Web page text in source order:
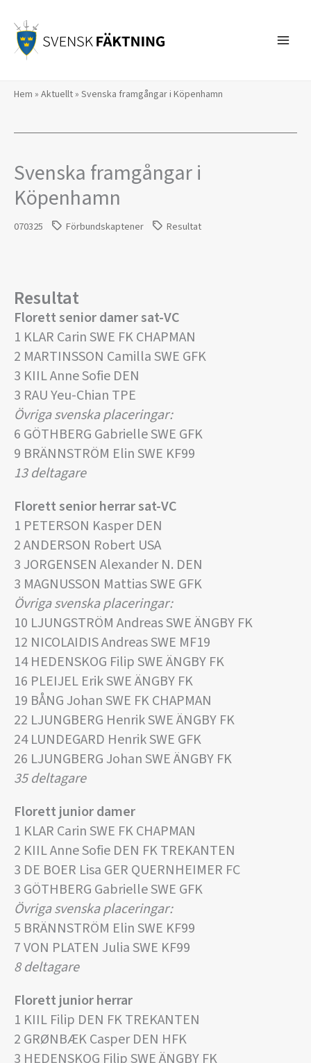
innehåll
Hem » Aktuellt» Svenska framgångar i Köpenhamn
Svenska framgångar i
Köpenhamn
070325 Förbundskaptener Resultat
Resultat
Florett senior damer sat-VC
1 KLAR Carin SWE FK CHAPMAN
2 MARTINSSON Camilla SWE GFK
3 KIIL Anne Sofie DEN
3 RAU Yeu-Chian TPE
Övriga svenska placeringar:
6 GÖTHBERG Gabrielle SWE GFK
9 BRÄNNSTRÖM Elin SWE KF99
13 deltagare
Florett senior herrar sat-VC
1 PETERSON Kasper DEN
2 ANDERSON Robert USA
3 JORGENSEN Alexander N. DEN
3 MAGNUSSON Mattias SWE GFK
Övriga svenska placeringar:
10 LJUNGSTRÖM Andreas SWE ÄNGBY FK
12 NICOLAIDIS Andreas SWE MF19
14 HEDENSKOG Filip SWE ÄNGBY FK
16 PLEIJEL Erik SWE ÄNGBY FK
19 BÅNG Johan SWE FK CHAPMAN
22 LJUNGBERG Henrik SWE ÄNGBY FK
24 LUNDEGARD Henrik SWE GFK
26 LJUNGBERG Johan SWE ÄNGBY FK
35 deltagare
Florett junior damer
1 KLAR Carin SWE FK CHAPMAN
2 KIIL Anne Sofie DEN FK TREKANTEN
3 DE BOER Lisa GER QUERNHEIMER FC
3 GÖTHBERG Gabrielle SWE GFK
Övriga svenska placeringar:
5 BRÄNNSTRÖM Elin SWE KF99
7 VON PLATEN Julia SWE KF99
8 deltagare
Florett junior herrar
1 KIIL Filip DEN FK TREKANTEN
2 GRØNBÆK Casper DEN HFK